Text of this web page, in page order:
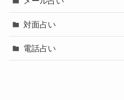
対面占い
電話占い